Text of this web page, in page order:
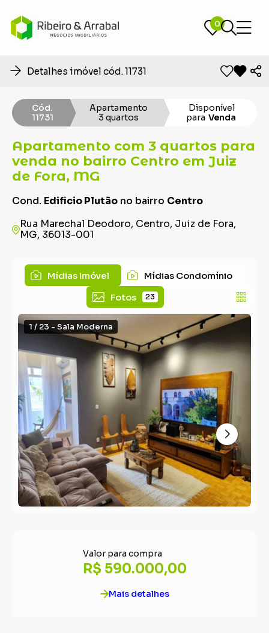
0
0
Detalhes imóvel cód. 11731
Cód.
11731
Apartamento
3 quartos
Disponível
para Venda
Apartamento com 3 quartos para
venda no bairro Centro em Juiz
de Fora, MG
Cond. Edificio Plutão no bairro Centro
Rua Marechal Deodoro, Centro, Juiz de Fora,
MG, 36013-001
Mídias Imóvel
Mídias Condomínio
Fotos
23
1 / 23 - Sala Moderna
Valor para compra
R$ 590.000,00
Mais detalhes